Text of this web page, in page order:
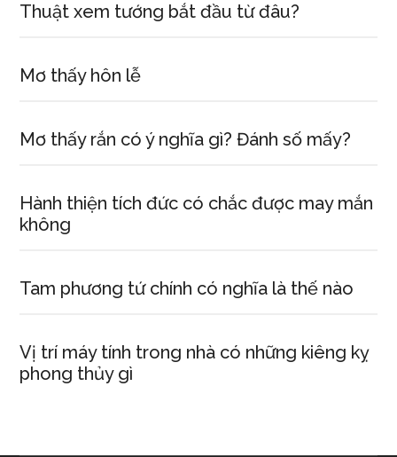
Thuật xem tướng bắt đầu từ đâu?
Mơ thấy hôn lễ
Mơ thấy rắn có ý nghĩa gì? Đánh số mấy?
Hành thiện tích đức có chắc được may mắn
không
Tam phương tứ chính có nghĩa là thế nào
Vị trí máy tính trong nhà có những kiêng kỵ
phong thủy gì